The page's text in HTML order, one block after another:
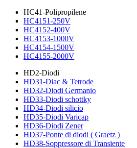
HC41-Polipropilene
HC4151-250V
HC4152-400V
HC4153-1000V
HC4154-1500V
HC4155-2000V
HD2-Diodi
HD31-Diac & Tetrode
HD32-Diodi Germanio
HD33-Diodi schottky
HD34-Diodi silicio
HD35-Diodi Varicap
HD36-Diodi Zener
HD37-Ponte di diodi ( Graetz )
HD38-Soppressore di Transiente